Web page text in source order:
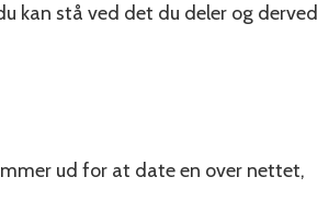
kan stå ved det du deler og derved
ud for at date en over nettet,